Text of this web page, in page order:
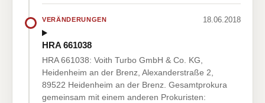
VERÄNDERUNGEN 18.06.2018
HRA 661038
HRA 661038: Voith Turbo GmbH & Co. KG,
Heidenheim an der Brenz, Alexanderstraße 2,
89522 Heidenheim an der Brenz. Gesamtprokura
gemeinsam mit einem anderen Prokuristen: